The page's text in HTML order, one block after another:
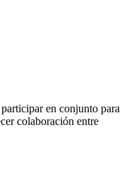
en conjunto para
colaboración entre